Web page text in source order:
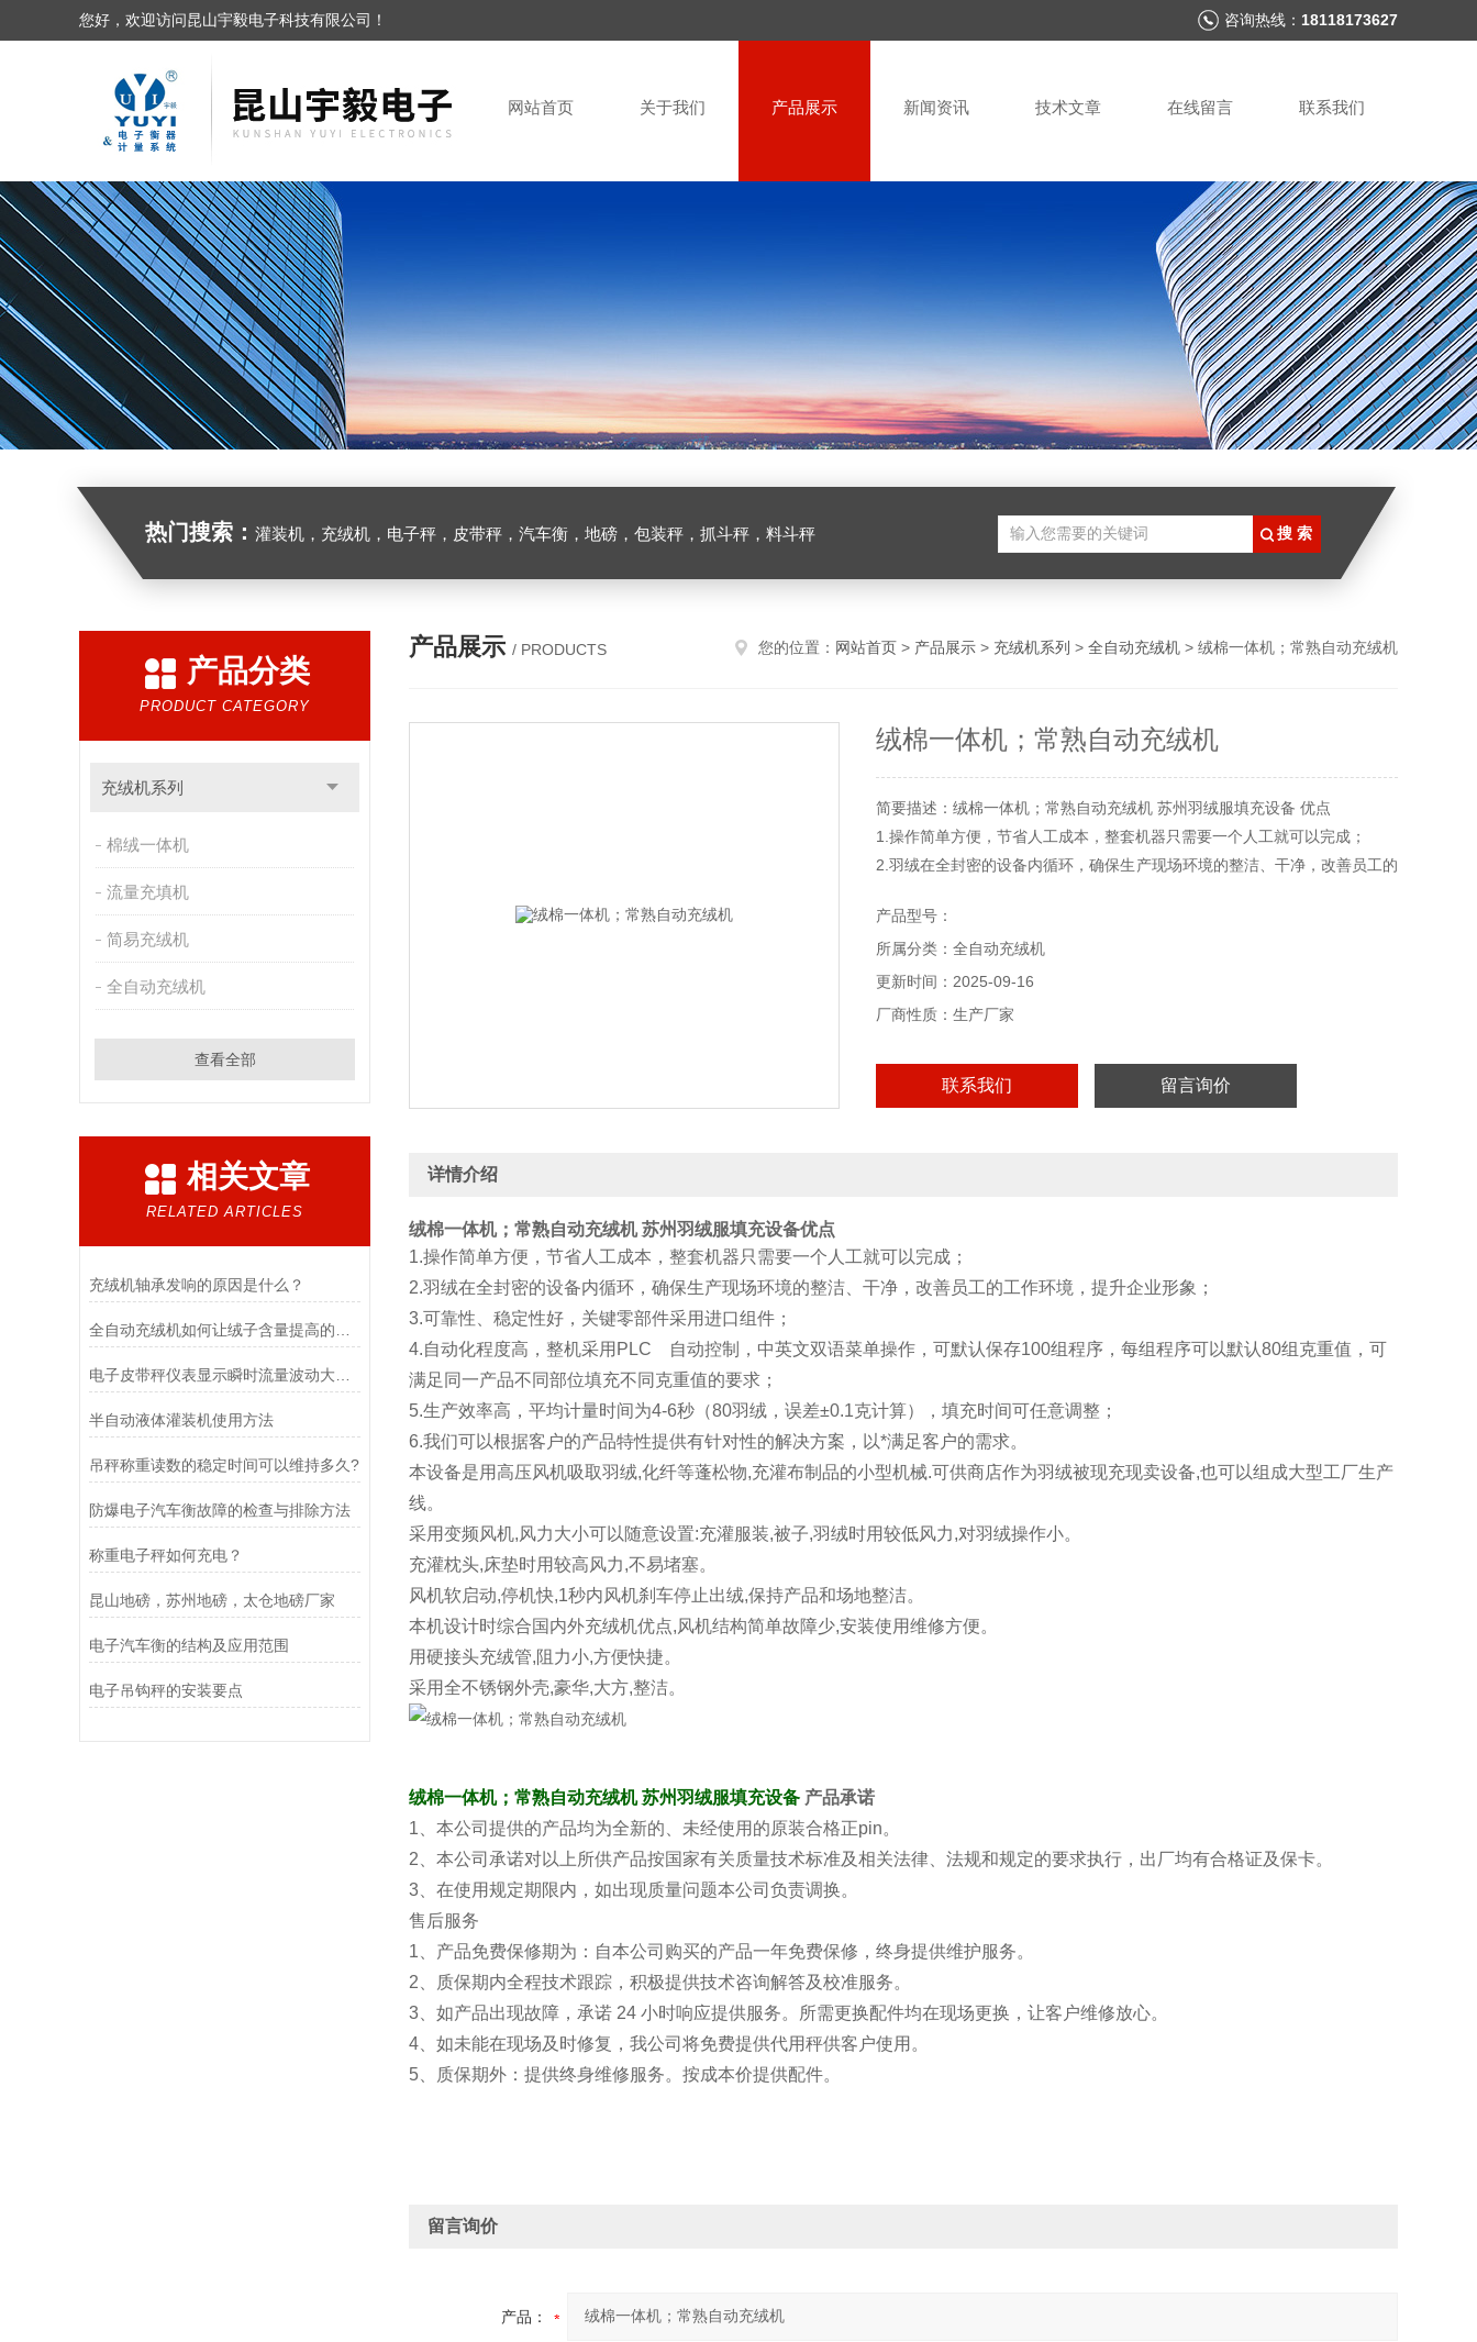
您好，欢迎访问昆山宇毅电子科技有限公司！ 咨询热线： 18118173627
网站首页 关于我们 产品展示 新闻资讯 技术文章 在线留言 联系我们
热门搜索： 灌装机，充绒机，电子秤，皮带秤，汽车衡，地磅，包装秤，抓斗秤，料斗秤
产品分类
PRODUCT CATEGORY
充绒机系列
棉绒一体机
流量充填机
简易充绒机
全自动充绒机
查看全部
相关文章
RELATED ARTICLES
充绒机轴承发响的原因是什么？
半自动液体灌装机使用方法
吊秤称重读数的稳定时间可以维持多久?
防爆电子汽车衡故障的检查与排除方法
称重电子秤如何充电？
昆山地磅，苏州地磅，太仓地磅厂家
电子汽车衡的结构及应用范围
电子吊钩秤的安装要点
产品展示 / PRODUCTS 您的位置： 网站首页 > 产品展示 > 充绒机系列 > 全自动充绒机 > 绒棉一体机；常熟自动充绒机
绒棉一体机；常熟自动充绒机
简要描述：绒棉一体机；常熟自动充绒机 苏州羽绒服填充设备 优点
1.操作简单方便，节省人工成本，整套机器只需要一个人工就可以完成；
2.羽绒在全封密的设备内循环，确保生产现场环境的整洁、干净，改善员工的
3.可靠性、稳定性好，关键零部件采用进口组件。
产品型号：
所属分类：全自动充绒机
更新时间：2025-09-16
厂商性质：生产厂家
联系我们 留言询价
详情介绍
绒棉一体机；常熟自动充绒机苏州羽绒服填充设备优点
1.操作简单方便，节省人工成本，整套机器只需要一个人工就可以完成；
2.羽绒在全封密的设备内循环，确保生产现场环境的整洁、干净，改善员工的工作环境，提升企业形象；
3.可靠性、稳定性好，关键零部件采用进口组件；
4.自动化程度高，整机采用PLC 自动控制，中英文双语菜单操作，可默认保存100组程序，每组程序可以默认80组克重值，可
满足同一产品不同部位填充不同克重值的要求；
5.生产效率高，平均计量时间为4-6秒（80羽绒，误差±0.1克计算），填充时间可任意调整；
6.我们可以根据客户的产品特性提供有针对性的解决方案，以*满足客户的需求。
本设备是用高压风机吸取羽绒,化纤等蓬松物,充灌布制品的小型机械.可供商店作为羽绒被现充现卖设备,也可以组成大型工厂生产
线。
采用变频风机,风力大小可以随意设置:充灌服装,被子,羽绒时用较低风力,对羽绒操作小。
充灌枕头,床垫时用较高风力,不易堵塞。
风机软启动,停机快,1秒内风机刹车停止出绒,保持产品和场地整洁。
本机设计时综合国内外充绒机优点,风机结构简单故障少,安装使用维修方便。
用硬接头充绒管,阻力小,方便快捷。
采用全不锈钢外壳,豪华,大方,整洁。
绒棉一体机；常熟自动充绒机苏州羽绒服填充设备 产品承诺
1、本公司提供的产品均为全新的、未经使用的原装合格正pin。
2、本公司承诺对以上所供产品按国家有关质量技术标准及相关法律、法规和规定的要求执行，出厂均有合格证及保卡。
3、在使用规定期限内，如出现质量问题本公司负责调换。
售后服务
1、产品免费保修期为：自本公司购买的产品一年免费保修，终身提供维护服务。
2、质保期内全程技术跟踪，积极提供技术咨询解答及校准服务。
3、如产品出现故障，承诺 24 小时响应提供服务。所需更换配件均在现场更换，让客户维修放心。
4、如未能在现场及时修复，我公司将免费提供代用秤供客户使用。
5、质保期外：提供终身维修服务。按成本价提供配件。
留言询价
产品：